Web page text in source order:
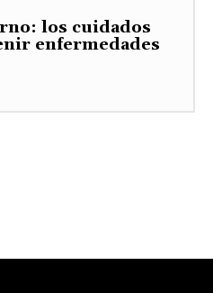
los cuidados
enfermedades